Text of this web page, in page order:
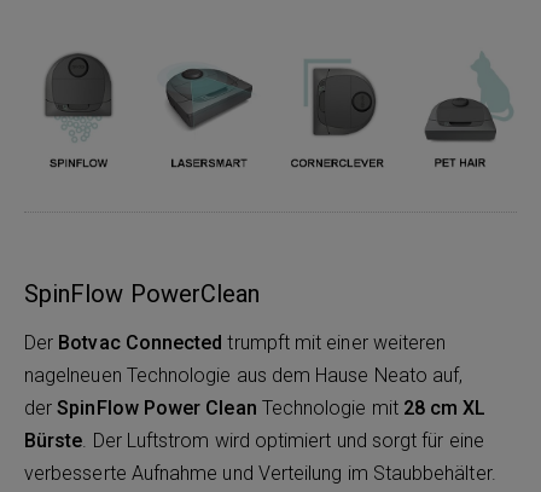
SpinFlow PowerClean
Der Botvac Connected trumpft mit einer weiteren
nagelneuen Technologie aus dem Hause Neato auf,
derSpinFlow Power Clean Technologie mit 28 cm XL
Bürste. Der Luftstrom wird optimiert und sorgt für eine
verbesserte Aufnahme und Verteilung im Staubbehälter.